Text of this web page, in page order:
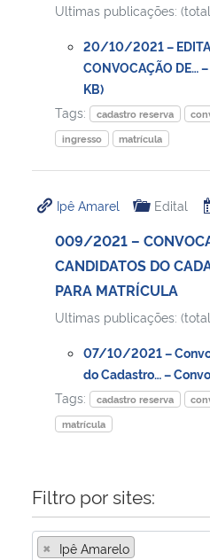
Ministério da Mulher, da Família e dos
Secretaria-Geral
Secretaria de Governo
Advocacia-Geral da União
Ultimas publicações:
20/10/2021 –
CONVOCAÇÃO DE…
KB)
Tags:
cadastro reserva
ingresso
matrícula
Ipê Amarel Edital
009/2021 –
CANDIDATOS DO
PARA MATRÍCULA
Ultimas publicações:
07/10/2021 –
do Cadastro… –
Tags:
cadastro reserva
matrícula
Filtro por sites:
× Ipê Amarelo